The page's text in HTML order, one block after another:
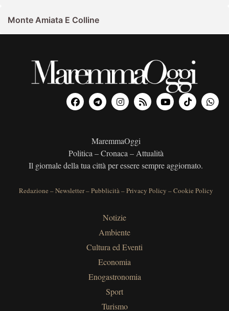
Monte Amiata E Colline
MaremmaOggi
Politica – Cronaca – Attualità
Il giornale della tua città per essere sempre aggiornato.
Redazione –Newsletter–Pubblicità–Privacy Policy –Cookie Policy
Notizie
Ambiente
Cultura ed Eventi
Economia
Enogastronomia
Sport
Turismo